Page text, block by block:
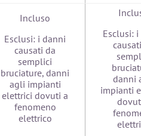
Incluso
Esclusi: i danni
causati da
semplici
bruciature, danni
agli impianti
elettrici dovuti a
fenomeno
elettrico
Esclusi:
danni
impianti